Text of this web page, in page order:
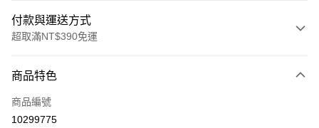
付款與運送方式
超取滿NT$390免運
POYA支付
信用卡一次付款
商品特色
商品編號
10299775